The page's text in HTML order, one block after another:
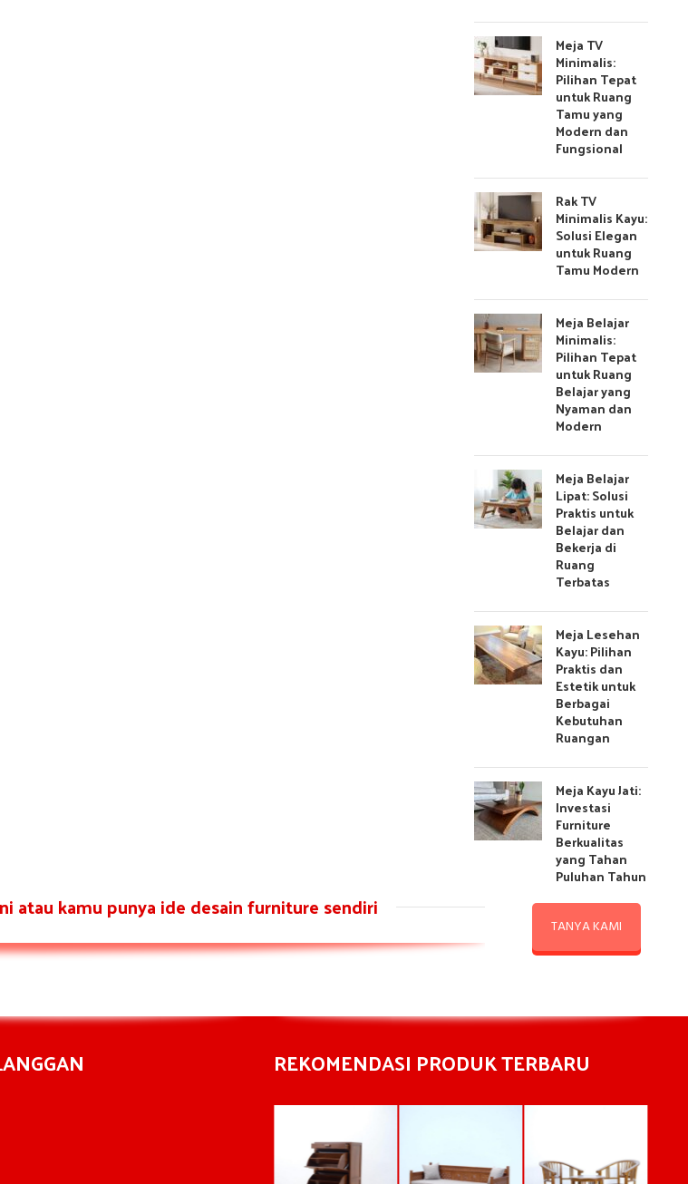
Meja TV
Minimalis:
Pilihan Tepat
untuk Ruang
Tamu yang
Modern dan
Fungsional
Rak TV
Minimalis Kayu:
Solusi Elegan
untuk Ruang
Tamu Modern
Meja Belajar
Minimalis:
Pilihan Tepat
untuk Ruang
Belajar yang
Nyaman dan
Modern
Meja Belajar
Lipat: Solusi
Praktis untuk
Belajar dan
Bekerja di
Ruang
Terbatas
Meja Lesehan
Kayu: Pilihan
Praktis dan
Estetik untuk
Berbagai
Kebutuhan
Ruangan
Meja Kayu Jati:
Investasi
Furniture
Berkualitas
yang Tahan
Puluhan Tahun
atau kamu punya ide desain furniture sendiri
TANYA KAMI
REKOMENDASI PRODUK TERBARU